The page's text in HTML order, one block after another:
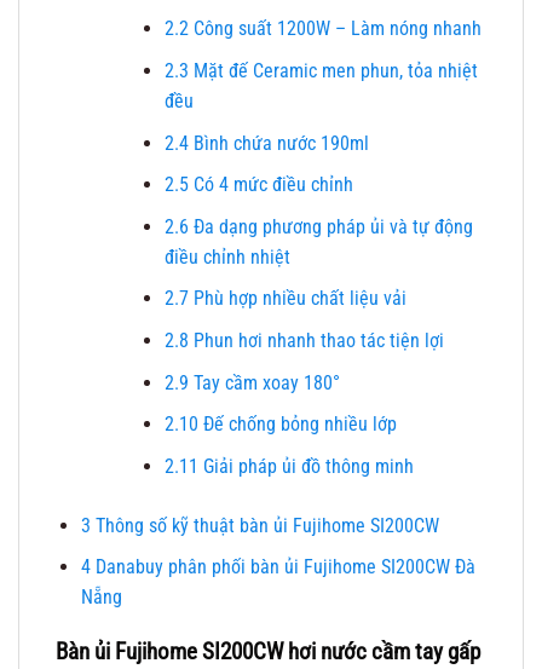
2.2Công suất 1200W – Làm nóng nhanh
2.3 Mặt đế Ceramic men phun, tỏa nhiệt
đều
2.4Bình chứa nước 190ml
2.5Có 4 mức điều chỉnh
2.6 Đa dạng phương pháp ủi và tự động
điều chỉnh nhiệt
2.7Phù hợp nhiều chất liệu vải
2.8 Phun hơi nhanh thao tác tiện lợi
2.9 Tay cầm xoay 180°
2.10 Đế chống bỏng nhiều lớp
2.11 Giải pháp ủi đồ thông minh
3 Thông số kỹ thuật bàn ủi Fujihome SI200CW
4Danabuy phân phối bàn ủi Fujihome SI200CW Đà
Nẵng
Bàn ủi Fujihome SI200CW hơi nước cầm tay gấp